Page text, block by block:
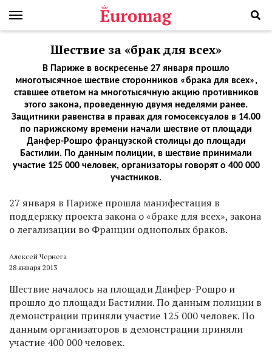
Шествие за «брак для всех»
В Париже в воскресенье 27 января прошло
многотысячное шествие сторонников «брака для всех»,
ставшее ответом на многотысячную акцию противников
этого закона, проведенную двумя неделями ранее.
Защитники равенства в правах для гомосексуалов в 14.00
по парижскому времени начали шествие от площади
Данфер-Рошро французской столицы до площади
Бастилии. По данным полиции, в шествие принимали
участие 125 000 человек, организаторы говорят о 400 000
участников.
27 января в Париже прошла манифестация в
поддержку проекта закона о «браке для всех», закона
о легализации во Франции однополых браков.
Алексей Чернега
28 января 2013
Шествие началось на площади Данфер-Рошро и
прошло до площади Бастилии. По данным полиции в
демонстрации приняли участие 125 000 человек. По
данным организаторов в демонстрации приняли
участие 400 000 человек.